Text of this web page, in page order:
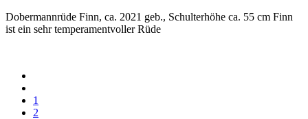
Dobermannrüde Finn, ca. 2021 geb., Schulterhöhe ca. 55 cm Finn
ist ein sehr temperamentvoller Rüde
1
2